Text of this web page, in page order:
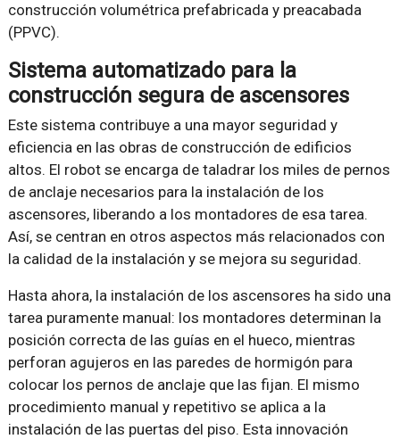
construcción volumétrica prefabricada y preacabada
(PPVC).
Sistema automatizado para la
construcción segura de ascensores
Este sistema contribuye a una mayor seguridad y
eficiencia en las obras de construcción de edificios
altos. El robot se encarga de taladrar los miles de pernos
de anclaje necesarios para la instalación de los
ascensores, liberando a los montadores de esa tarea.
Así, se centran en otros aspectos más relacionados con
la calidad de la instalación y se mejora su seguridad.
Hasta ahora, la instalación de los ascensores ha sido una
tarea puramente manual: los montadores determinan la
posición correcta de las guías en el hueco, mientras
perforan agujeros en las paredes de hormigón para
colocar los pernos de anclaje que las fijan. El mismo
procedimiento manual y repetitivo se aplica a la
instalación de las puertas del piso. Esta innovación